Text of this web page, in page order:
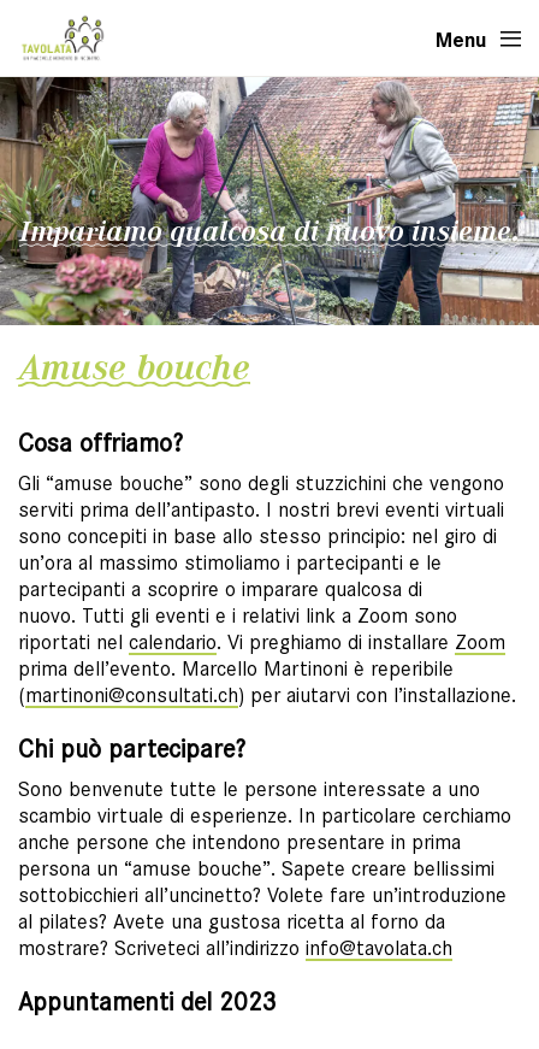
Menu
Impariamo qualcosa di nuovo insieme.
Amuse bouche
Cosa offriamo?
Gli “amuse bouche” sono degli stuzzichini che vengono
serviti prima dell’antipasto. I nostri brevi eventi virtuali
sono concepiti in base allo stesso principio: nel giro di
un’ora al massimo stimoliamo i partecipanti e le
partecipanti a scoprire o imparare qualcosa di
nuovo. Tutti gli eventi e i relativi link a Zoom sono
riportati nel calendario. Vi preghiamo di installare Zoom
prima dell’evento. Marcello Martinoni è reperibile
(martinoni@consultati.ch) per aiutarvi con l’installazione.
Chi può partecipare?
Sono benvenute tutte le persone interessate a uno
scambio virtuale di esperienze. In particolare cerchiamo
anche persone che intendono presentare in prima
persona un “amuse bouche”. Sapete creare bellissimi
sottobicchieri all’uncinetto? Volete fare un’introduzione
al pilates? Avete una gustosa ricetta al forno da
mostrare? Scriveteci all’indirizzo info@tavolata.ch
Appuntamenti del 2023